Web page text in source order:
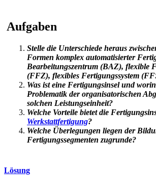
Aufgaben
Stelle die Unterschiede heraus
Formen komplex automatisierter
Bearbeitungszentrum (BAZ), flexible
(FFZ), flexibles Fertigungssystem
Was ist eine Fertigungsinsel und
Problematik der organisatorischen
solchen Leistungseinheit?
Welche Vorteile bietet die
Werkstattfertigung?
Welche Überlegungen liegen der
Fertigungssegmenten zugrunde?
Lösung